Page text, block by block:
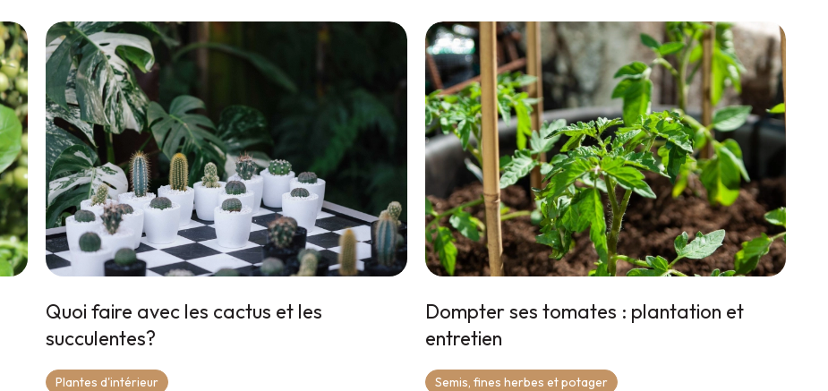
Quoi faire avec les cactus et les
succulentes?
Plantes d'intérieur
Dompter ses tomates : plantation et
entretien
Semis, fines herbes et potager